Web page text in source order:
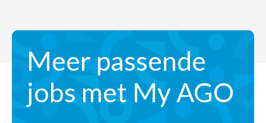
Meer passende
jobs met My AGO